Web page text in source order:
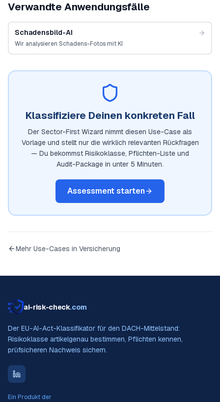
Verwandte Anwendungsfälle
Schadensbild-AI
Wir analysieren Schadens-Fotos mit KI
Klassifiziere Deinen konkreten Fall
Der Sector-First Wizard nimmt diesen Use-Case als
Vorlage und stellt nur die wirklich relevanten Rückfragen
— Du bekommst Risikoklasse, Pflichten-Liste und
Audit-Package in unter 5 Minuten.
Assessment starten
Mehr Use-Cases in Versicherung
ai-risk-check.com
Der EU-AI-Act-Klassifikator für den DACH-Mittelstand:
Risikoklasse artikelgenau bestimmen, Pflichten kennen,
prüfsicheren Nachweis sichern.
Ein Produkt der